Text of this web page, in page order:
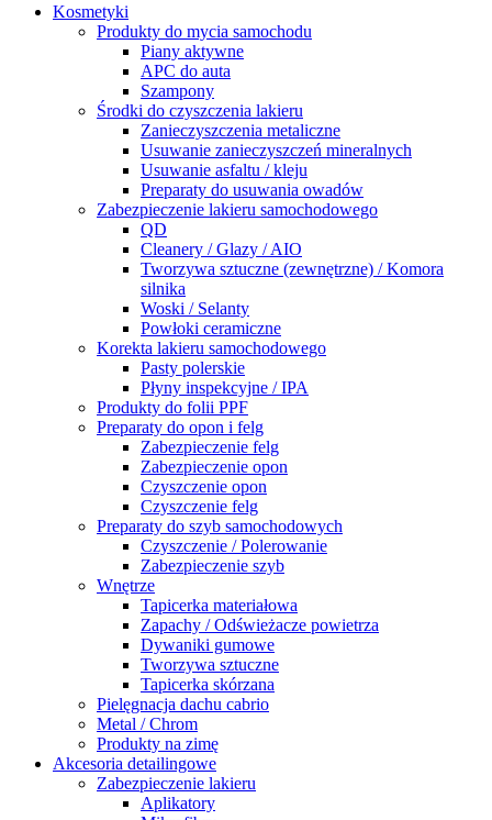
Kosmetyki
Produkty do mycia samochodu
Piany aktywne
APC do auta
Szampony
Środki do czyszczenia lakieru
Zanieczyszczenia metaliczne
Usuwanie zanieczyszczeń mineralnych
Usuwanie asfaltu / kleju
Preparaty do usuwania owadów
Zabezpieczenie lakieru samochodowego
QD
Cleanery / Glazy / AIO
Tworzywa sztuczne (zewnętrzne) / Komora
silnika
Woski / Selanty
Powłoki ceramiczne
Korekta lakieru samochodowego
Pasty polerskie
Płyny inspekcyjne / IPA
Produkty do folii PPF
Preparaty do opon i felg
Zabezpieczenie felg
Zabezpieczenie opon
Czyszczenie opon
Czyszczenie felg
Preparaty do szyb samochodowych
Czyszczenie / Polerowanie
Zabezpieczenie szyb
Wnętrze
Tapicerka materiałowa
Zapachy / Odświeżacze powietrza
Dywaniki gumowe
Tworzywa sztuczne
Tapicerka skórzana
Pielęgnacja dachu cabrio
Metal / Chrom
Produkty na zimę
Akcesoria detailingowe
Zabezpieczenie lakieru
Aplikatory